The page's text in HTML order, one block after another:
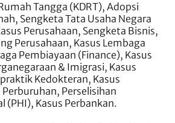
Tangga (KDRT), Adopsi
Sengketa Tata Usaha Negara
Perusahaan, Sengketa Bisnis,
Perusahaan, Kasus Lembaga
Pembiayaan (Finance), Kasus
& Imigrasi, Kasus
Kedokteran, Kasus
Perselisihan
(PHI), Kasus Perbankan.